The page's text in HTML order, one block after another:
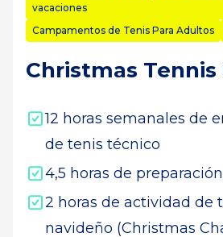
vacaciones
Campamentos de Tenis Para Adultos
Christmas Tennis
12 horas semanales de
de tenis técnico
4,5 horas de
2 horas de actividad de
navideño (Christmas